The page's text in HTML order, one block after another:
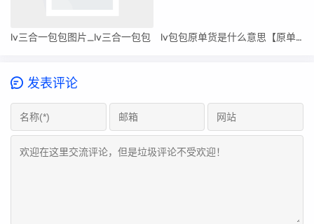
lv三合一包包图片_lv三合一包包 lv包包原单货是什么意思【原单lv包哪買】
发表评论